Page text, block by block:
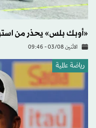
«أوبك بلس» يحذر من
الاثنين 03/08 - 09:46
رياضة عالمية